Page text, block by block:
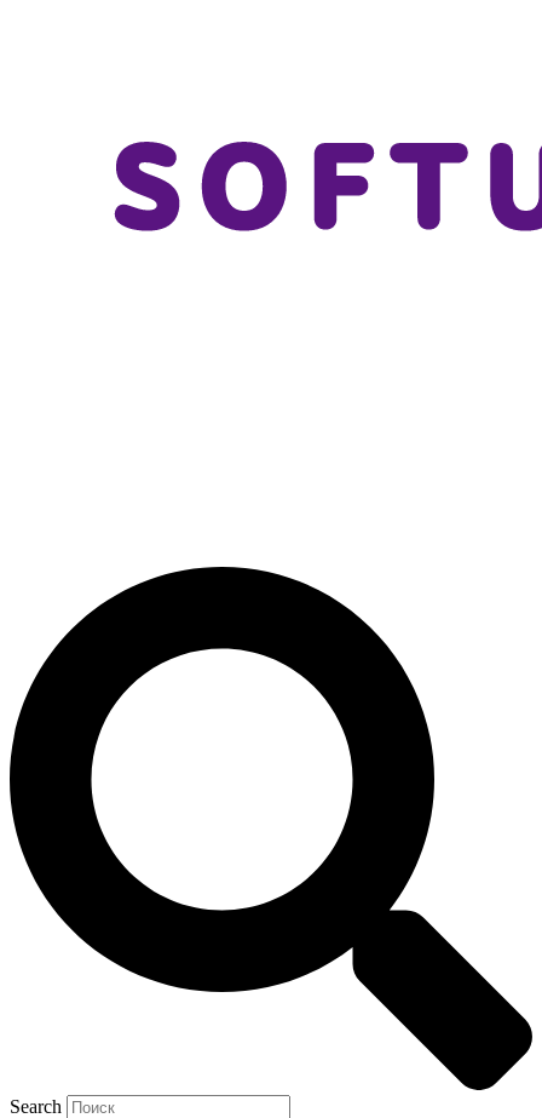
Search